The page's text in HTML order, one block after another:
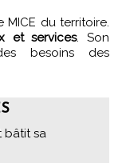
du territoire.
et services. Son
besoins des
bâtit sa